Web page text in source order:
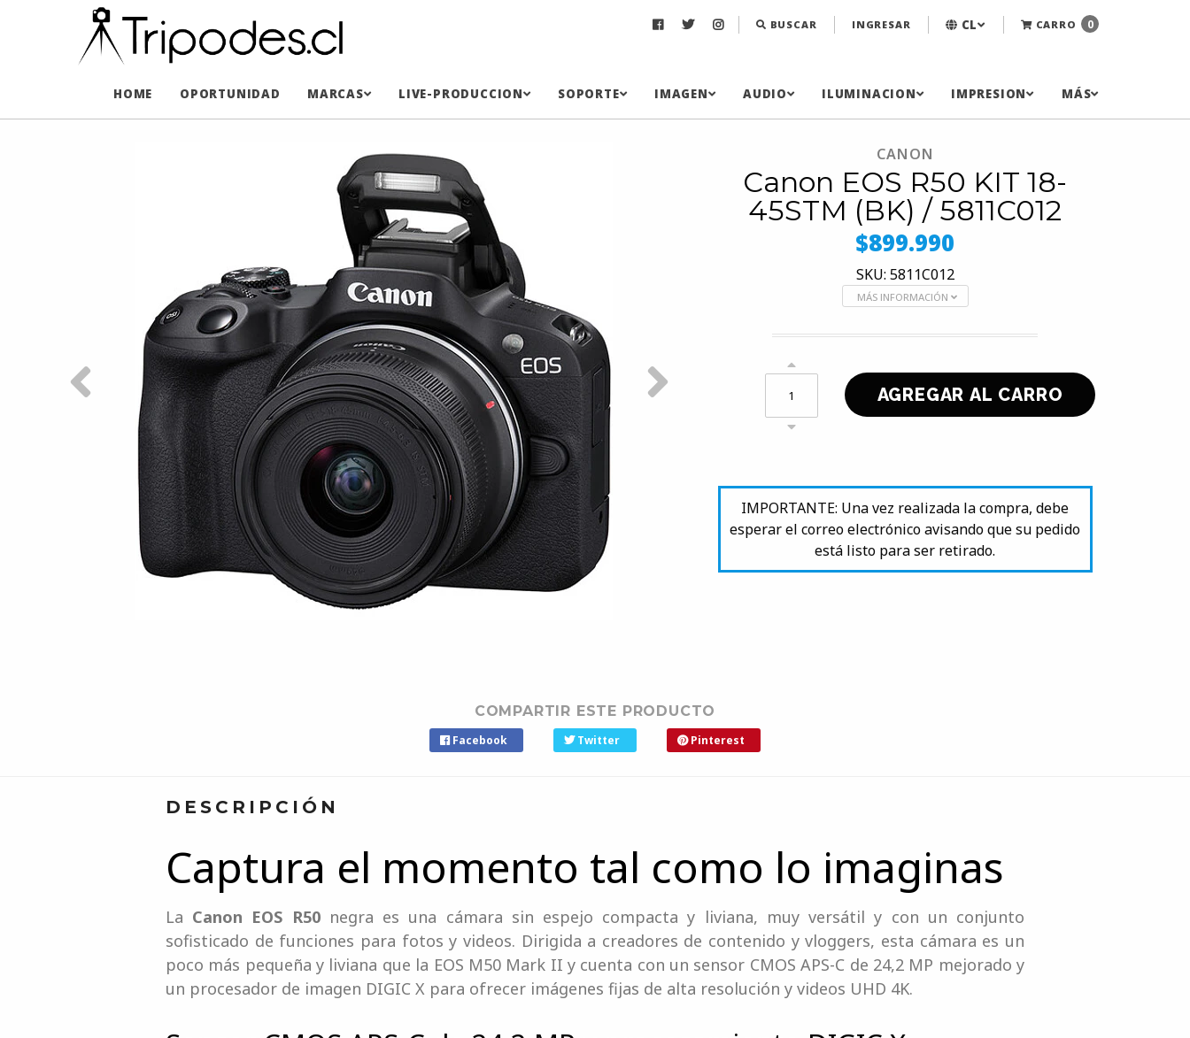
BUSCAR INGRESAR CL CARRO 0
HOME OPORTUNIDAD MARCAS LIVE-PRODUCCION SOPORTE IMAGEN AUDIO ILUMINACION IMPRESION MÁS
CANON
Canon EOS R50 KIT 18-
45STM (BK) / 5811C012
$899.990
SKU: 5811C012
MÁS INFORMACIÓN
IMPORTANTE: Una vez realizada la compra, debe
esperar el correo electrónico avisando que su pedido
está listo para ser retirado.
COMPARTIR ESTE PRODUCTO
Facebook Twitter Pinterest
DESCRIPCIÓN
Captura el momento tal como lo imaginas
La Canon EOS R50negra es una cámara sin espejo compacta y liviana, muy versátil y con un conjunto
sofisticado de funciones para fotos y videos. Dirigida a creadores de contenido y vloggers, esta cámara es un
poco más pequeña y liviana que la EOS M50 Mark II y cuenta con un sensor CMOS APS-C de 24,2 MP mejorado y
un procesador de imagen DIGIC X para ofrecer imágenes fijas de alta resolución y videos UHD 4K.